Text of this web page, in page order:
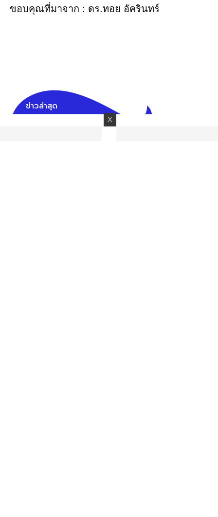
ขอบคุณที่มาจาก : ดร.ทอย อัครินทร์
ข่าวล่าสุด